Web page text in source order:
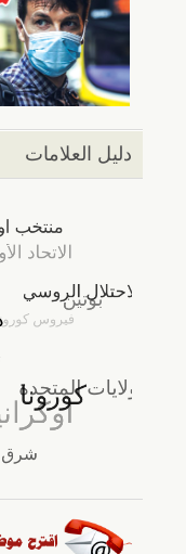
دليل العلامات